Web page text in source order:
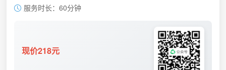
服务时长：60分钟
现价218元